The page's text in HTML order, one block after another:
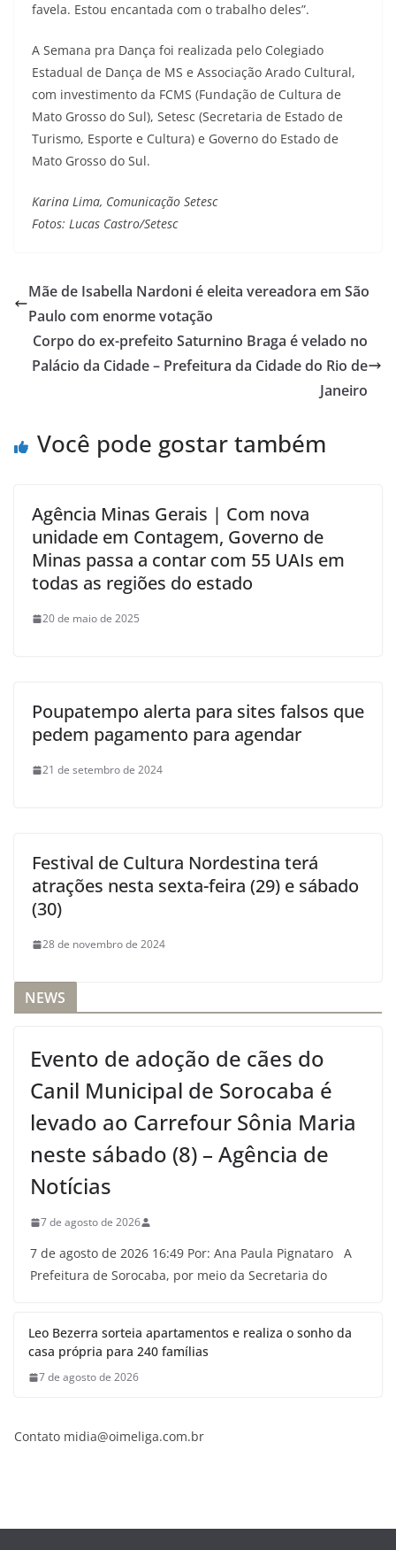
favela. Estou encantada com o trabalho deles”.
A Semana pra Dança foi realizada pelo Colegiado
Estadual de Dança de MS e Associação Arado Cultural,
com investimento da FCMS (Fundação de Cultura de
Mato Grosso do Sul), Setesc (Secretaria de Estado de
Turismo, Esporte e Cultura) e Governo do Estado de
Mato Grosso do Sul.
Karina Lima, Comunicação Setesc
Fotos: Lucas Castro/Setesc
Mãe de Isabella Nardoni é eleita vereadora em São
Paulo com enorme votação
Corpo do ex-prefeito Saturnino Braga é velado no
Palácio da Cidade – Prefeitura da Cidade do Rio de
Janeiro
Você pode gostar também
Agência Minas Gerais | Com nova
unidade em Contagem, Governo de
Minas passa a contar com 55 UAIs em
todas as regiões do estado
20 de maio de 2025
Poupatempo alerta para sites falsos que
pedem pagamento para agendar
21 de setembro de 2024
Festival de Cultura Nordestina terá
atrações nesta sexta-feira (29) e sábado
(30)
28 de novembro de 2024
NEWS
Evento de adoção de cães do
Canil Municipal de Sorocaba é
levado ao Carrefour Sônia Maria
neste sábado (8) – Agência de
Notícias
7 de agosto de 2026
7 de agosto de 2026 16:49 Por: Ana Paula Pignataro A
Prefeitura de Sorocaba, por meio da Secretaria do
Leo Bezerra sorteia apartamentos e realiza o sonho da
casa própria para 240 famílias
7 de agosto de 2026
Contato midia@oimeliga.com.br